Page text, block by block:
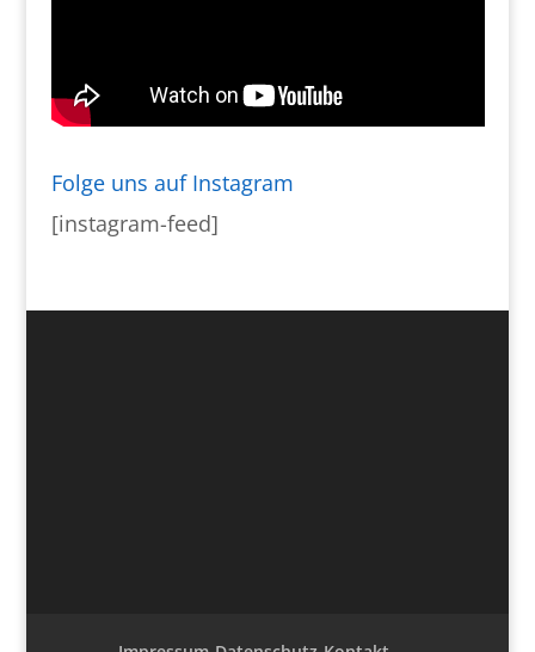
Folge uns auf Instagram
[instagram-feed]